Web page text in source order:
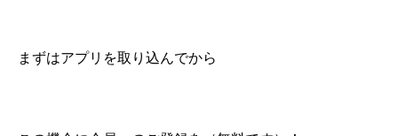
まずはアプリを取り込んでから